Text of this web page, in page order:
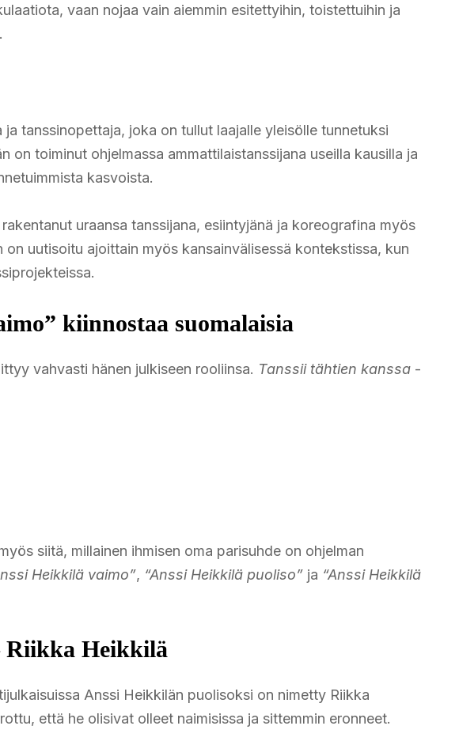
vaan nojaa vain aiemmin esitettyihin, toistettuihin ja
tanssinopettaja, joka on tullut laajalle yleisölle tunnetuksi
on toiminut ohjelmassa ammattilaistanssijana useilla kausilla ja
kasvoista.
uraansa tanssijana, esiintyjänä ja koreografina myös
on uutisoitu ajoittain myös kansainvälisessä kontekstissa, kun
kiinnostaa suomalaisia
vahvasti hänen julkiseen rooliinsa. Tanssii tähtien kanssa -
siitä, millainen ihmisen oma parisuhde on ohjelman
Heikkilä vaimo”, “Anssi Heikkilä puoliso” ja “Anssi Heikkilä
Riikka Heikkilä
Anssi Heikkilän puolisoksi on nimetty Riikka
että he olisivat olleet naimisissa ja sittemmin eronneet.